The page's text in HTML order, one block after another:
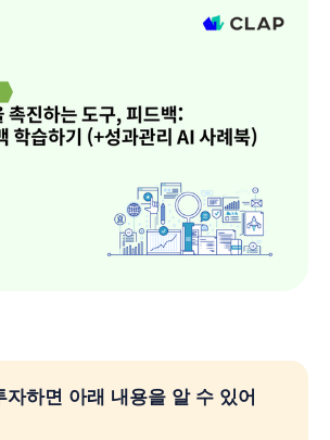
자하면 아래 내용을 알 수 있어